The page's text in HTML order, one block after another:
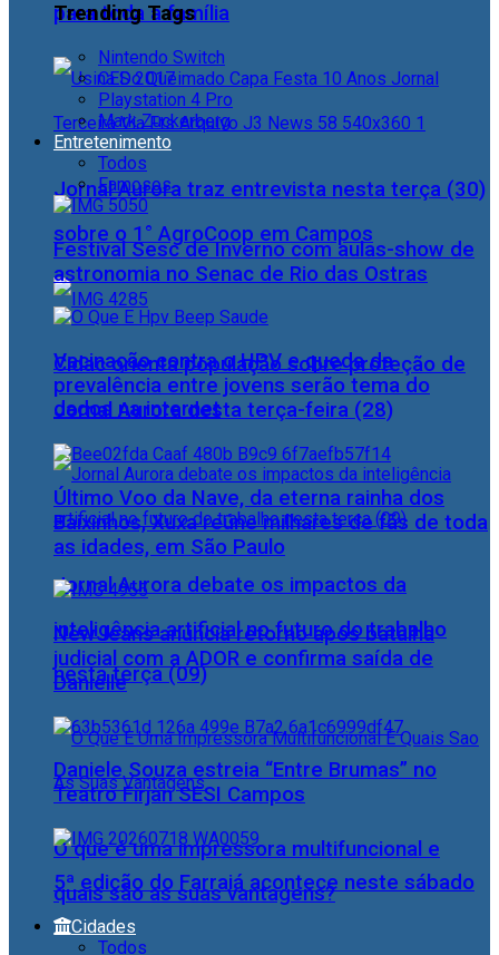
para toda a família
Jornal Aurora traz entrevista nesta terça (30)
sobre o 1° AgroCoop em Campos
Cidac orienta população sobre proteção de
dados na internet
Jornal Aurora debate os impactos da
inteligência artificial no futuro do trabalho
nesta terça (09)
O que é uma impressora multifuncional e
quais são as suas vantagens?
Trending Tags
Nintendo Switch
CES 2017
Playstation 4 Pro
Mark Zuckerberg
Entretenimento
Todos
Famosos
Festival Sesc de Inverno com aulas-show de
astronomia no Senac de Rio das Ostras
Vacinação contra o HPV e queda da
prevalência entre jovens serão tema do
Jornal Aurora desta terça-feira (28)
Último Voo da Nave, da eterna rainha dos
Baixinhos, Xuxa reúne milhares de fãs de toda
as idades, em São Paulo
NewJeans anuncia retorno após batalha
judicial com a ADOR e confirma saída de
Danielle
Daniele Souza estreia “Entre Brumas” no
Teatro Firjan SESI Campos
5ª edição do Farraiá acontece neste sábado
Cidades
Todos